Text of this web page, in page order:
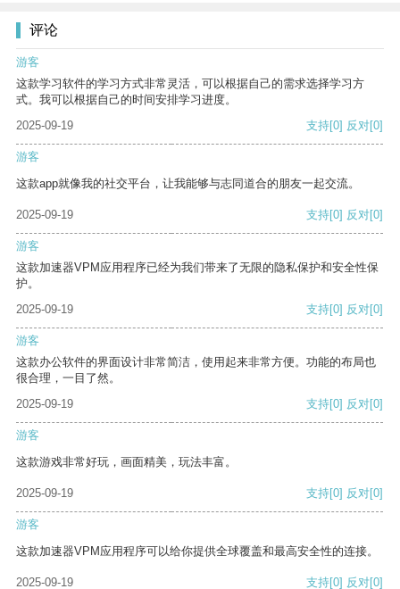
评论
游客
这款学习软件的学习方式非常灵活，可以根据自己的需求选择学习方
式。我可以根据自己的时间安排学习进度。
2025-09-19
支持[0] 反对[0]
游客
这款app就像我的社交平台，让我能够与志同道合的朋友一起交流。
2025-09-19 支持[0] 反对[0]
游客
这款加速器VPM应用程序已经为我们带来了无限的隐私保护和安全性保
护。
2025-09-19
支持[0] 反对[0]
游客
这款办公软件的界面设计非常简洁，使用起来非常方便。功能的布局也
很合理，一目了然。
2025-09-19
支持[0] 反对[0]
游客
这款游戏非常好玩，画面精美，玩法丰富。
2025-09-19 支持[0] 反对[0]
游客
这款加速器VPM应用程序可以给你提供全球覆盖和最高安全性的连接。
2025-09-19 支持[0] 反对[0]